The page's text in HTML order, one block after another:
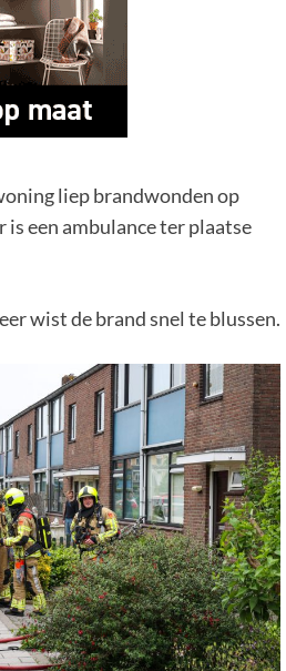
liep brandwonden op
is een ambulance ter plaatse
wist de brand snel te blussen.